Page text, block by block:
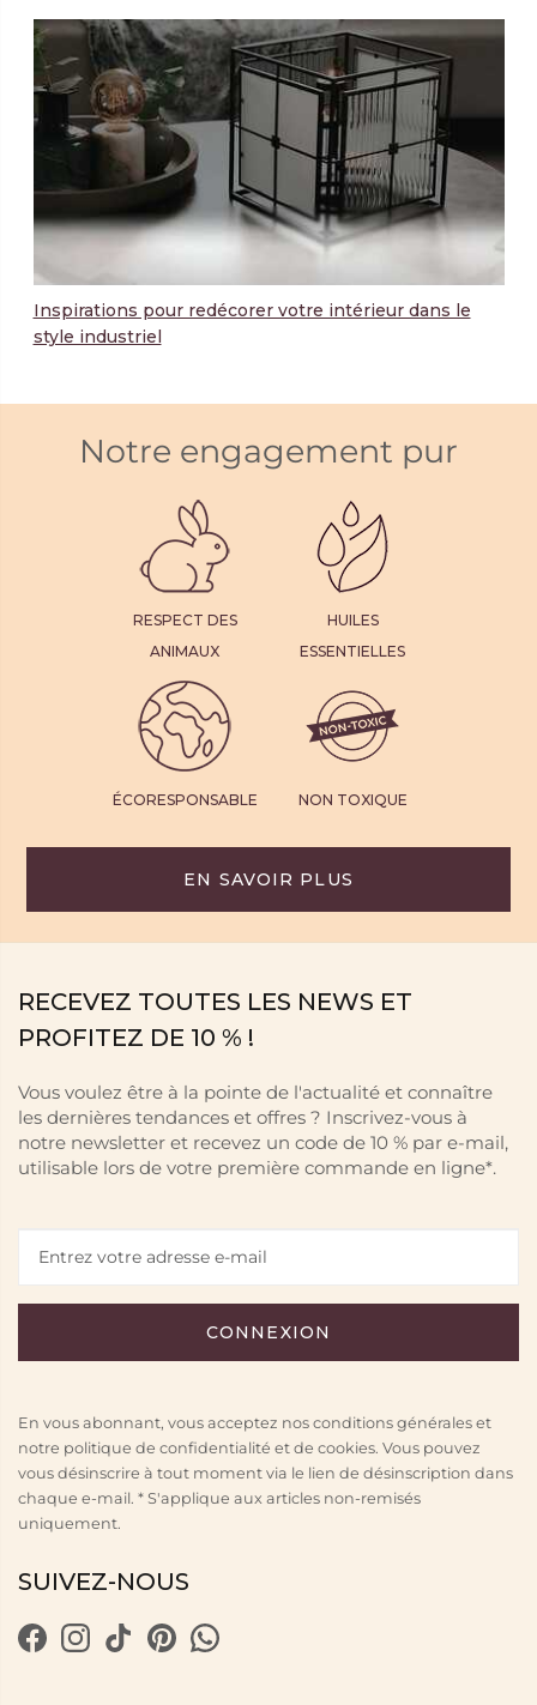
Inspirations pour redécorer votre intérieur dans le
style industriel
Notre engagement pur
RESPECT DES
ANIMAUX
HUILES
ESSENTIELLES
ÉCORESPONSABLE NON TOXIQUE
EN SAVOIR PLUS
RECEVEZ TOUTES LES NEWS ET
PROFITEZ DE 10 % !
Vous voulez être à la pointe de l'actualité et connaître
les dernières tendances et offres ? Inscrivez-vous à
notre newsletter et recevez un code de 10 % par e-mail,
utilisable lors de votre première commande en ligne*.
En vous abonnant, vous acceptez nos conditions générales et
notre politique de confidentialité et de cookies. Vous pouvez
vous désinscrire à tout moment via le lien de désinscription dans
chaque e-mail. * S'applique aux articles non-remisés
uniquement.
SUIVEZ-NOUS